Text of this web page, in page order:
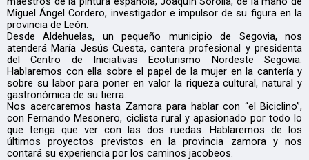
Miguel Ángel Cordero, investigador e impulsor de su figura en la
provincia de León.
Desde Aldehuelas, un pequeño municipio de Segovia, nos
atenderá María Jesús Cuesta, cantera profesional y presidenta
del Centro de Iniciativas Ecoturismo Nordeste Segovia.
Hablaremos con ella sobre el papel de la mujer en la cantería y
sobre su labor para poner en valor la riqueza cultural, natural y
gastronómica de su tierra.
Nos acercaremos hasta Zamora para hablar con “el Biciclino”,
con Fernando Mesonero, ciclista rural y apasionado por todo lo
que tenga que ver con las dos ruedas. Hablaremos de los
últimos proyectos previstos en la provincia zamora y nos
contará su experiencia por los caminos jacobeos.